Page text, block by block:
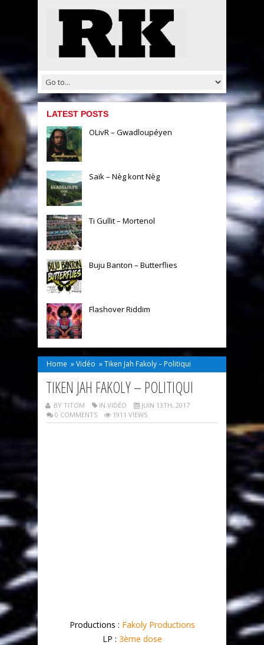
LATEST POSTS
OLivR – Gwadloupéyen
Saïk – Nèg kont Nèg
Ti Gullit – Mortenol
Buju Banton – Butterflies
Flashover Riddim
Home »Vidéo »Tiken Jah Fakoly – Politiqui
TIKEN JAH FAKOLY – POLITIQUI
BY TITOM IN VIDÉO
JUIN 13TH, 2017
0 COMMENTS
1911 VIEWS
Productions : Fakoly Productions
LP : 3ème dose